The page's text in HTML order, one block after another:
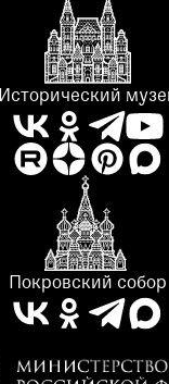
Исторический
Покровский собор